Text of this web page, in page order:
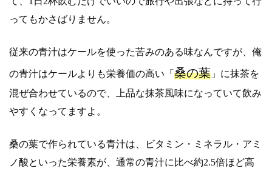
ってもかさばりません。
従来の青汁はケールを使った苦みのある味なんですが、俺
の青汁はケールよりも栄養価の高い「 桑の葉 」に抹茶を
混ぜ合わせているので、上品な抹茶風味になっていて飲み
やすくなってますよ。
桑の葉で作られている青汁は、ビタミン・ミネラル・アミ
ノ酸といった栄養素が、通常の青汁に比べ約2.5倍ほど高